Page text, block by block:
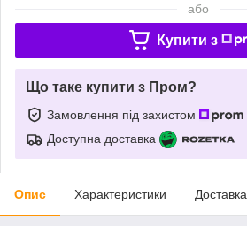
або
Купити з
Що таке купити з Пром?
Замовлення під захистом
Доступна доставка
Опис Характеристики Доставка